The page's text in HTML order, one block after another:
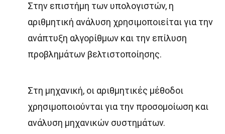
Στην επιστήμη των υπολογιστών, η
αριθμητική ανάλυση χρησιμοποιείται για την
ανάπτυξη αλγορίθμων και την επίλυση
προβλημάτων βελτιστοποίησης.
Στη μηχανική, οι αριθμητικές μέθοδοι
χρησιμοποιούνται για την προσομοίωση και
ανάλυση μηχανικών συστημάτων.